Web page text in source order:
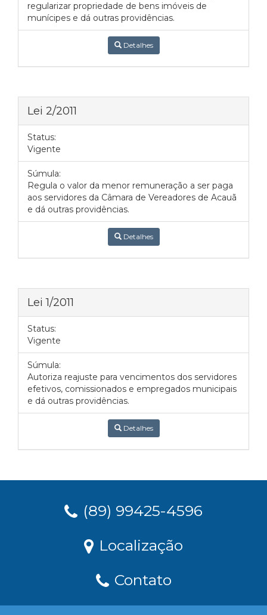
regularizar propriedade de bens imóveis de
munícipes e dá outras providências.
Detalhes
Lei 2/2011
Status:
Vigente
Súmula:
Regula o valor da menor remuneração a ser paga
aos servidores da Câmara de Vereadores de Acauã
e dá outras providências.
Detalhes
Lei 1/2011
Status:
Vigente
Súmula:
Autoriza reajuste para vencimentos dos servidores
efetivos, comissionados e empregados municipais
e dá outras providências.
Detalhes
(89) 99425-4596
Localização
Contato